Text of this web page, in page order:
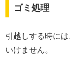
ゴミ処理
引越しする時に
いけません。